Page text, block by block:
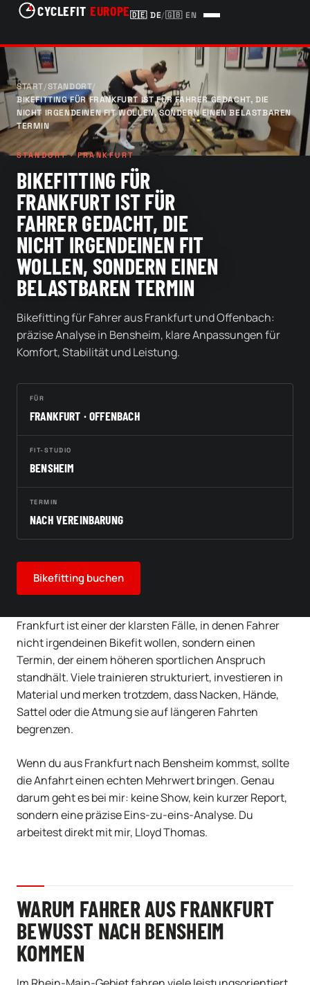
CYCLEFIT EUROPE🇩🇪 DE/🇬🇧 EN
START/STANDORT/
BIKEFITTING FÜR FRANKFURT IST FÜR FAHRER GEDACHT, DIE
NICHT IRGENDEINEN FIT WOLLEN, SONDERN EINEN BELASTBAREN
TERMIN
STANDORT · FRANKFURT
BIKEFITTING FÜR
FRANKFURT IST FÜR
FAHRER GEDACHT, DIE
NICHT IRGENDEINEN FIT
WOLLEN, SONDERN EINEN
BELASTBAREN TERMIN
Bikefitting für Fahrer aus Frankfurt und Offenbach:
präzise Analyse in Bensheim, klare Anpassungen für
Komfort, Stabilität und Leistung.
FÜR
FRANKFURT · OFFENBACH
FIT-STUDIO
BENSHEIM
TERMIN
NACH VEREINBARUNG
Bikefitting buchen
Frankfurt ist einer der klarsten Fälle, in denen Fahrer
nicht irgendeinen Bikefit wollen, sondern einen
Termin, der einem höheren sportlichen Anspruch
standhält. Viele trainieren strukturiert, investieren in
Material und merken trotzdem, dass Nacken, Hände,
Sattel oder die Atmung sie auf längeren Fahrten
begrenzen.
Wenn du aus Frankfurt nach Bensheim kommst, sollte
die Anfahrt einen echten Mehrwert bringen. Genau
darum geht es bei mir: keine Show, kein kurzer Report,
sondern eine präzise Eins-zu-eins-Analyse. Du
arbeitest direkt mit mir, Lloyd Thomas.
WARUM FAHRER AUS FRANKFURT
BEWUSST NACH BENSHEIM
KOMMEN